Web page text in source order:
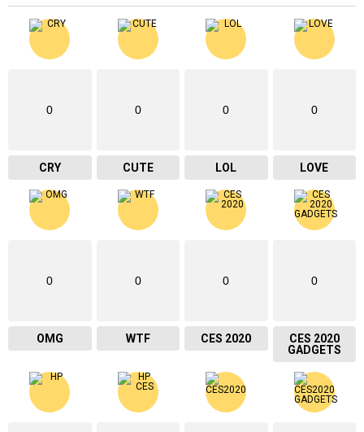
0
CRY
0
CUTE
0
LOL
0
LOVE
0
OMG
0
WTF
0
CES 2020
0
CES 2020
GADGETS